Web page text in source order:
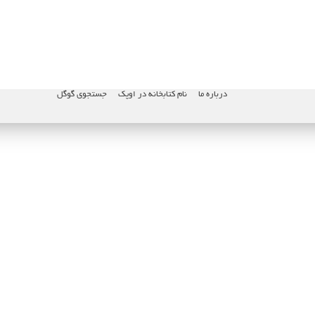
درباره ما نام کتابخانه در اوپک جستجوی گوگل